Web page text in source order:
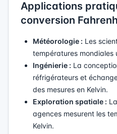
Applications
conversion
Météorologie : Les
températures mondiales
Ingénierie : La
réfrigérateurs et
des mesures en Kelvin.
Exploration spatiale :
agences mesurent les
Kelvin.